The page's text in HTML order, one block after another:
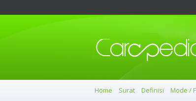
Home Surat Definisi Mode /